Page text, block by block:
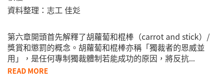
資料整理：志工 佳彣
第六章開頭首先解釋了胡蘿蔔和棍棒（carrot and stick）/
獎賞和懲罰的概念。胡蘿蔔和棍棒亦稱「獨裁者的恩威並
用」，是任何專制獨裁體制若能成功的原因，將反抗...
READ MORE